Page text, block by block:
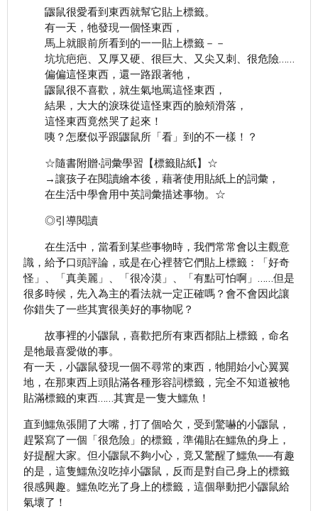
鼴鼠很愛看到東西就幫它貼上標籤。
有一天，牠發現一個怪東西，
馬上就眼前所看到的一一貼上標籤－－
坑坑疤疤、又厚又硬、很巨大、又尖又刺、很危險……
偏偏這怪東西，還一路跟著牠，
鼴鼠很不喜歡，就生氣地罵這怪東西，
結果，大大的淚珠從這怪東西的臉頰滑落，
這怪東西竟然哭了起來！
咦？怎麼似乎跟鼴鼠所「看」到的不一樣！？
☆隨書附贈‧詞彙學習【標籤貼紙】☆
→讓孩子在閱讀繪本後，藉著使用貼紙上的詞彙，
在生活中學會用中英詞彙描述事物。☆
◎引導閱讀
在生活中，當看到某些事物時，我們常常會以主觀意
識，給予口頭評論，或是在心裡替它們貼上標籤：「好奇
怪」、「真美麗」、「很冷漠」、「有點可怕啊」……但是
很多時候，先入為主的看法就一定正確嗎？會不會因此讓
你錯失了一些其實很美好的事物呢？
故事裡的小鼴鼠，喜歡把所有東西都貼上標籤，命名
是牠最喜愛做的事。
有一天，小鼴鼠發現一個不尋常的東西，牠開始小心翼翼
地，在那東西上頭貼滿各種形容詞標籤，完全不知道被牠
貼滿標籤的東西……其實是一隻大鱷魚！
直到鱷魚張開了大嘴，打了個哈欠，受到驚嚇的小鼴鼠，
趕緊寫了一個「很危險」的標籤，準備貼在鱷魚的身上，
好提醒大家。但小鼴鼠不夠小心，竟又驚醒了鱷魚──有趣
的是，這隻鱷魚沒吃掉小鼴鼠，反而是對自己身上的標籤
很感興趣。鱷魚吃光了身上的標籤，這個舉動把小鼴鼠給
氣壞了！